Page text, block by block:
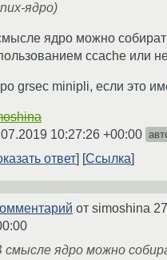
ядро)
ядро можно
ccache или
grsec minipli, если это
10:27:26 +00:00
ответ Ссылка
от simoshina
смысле ядро можно